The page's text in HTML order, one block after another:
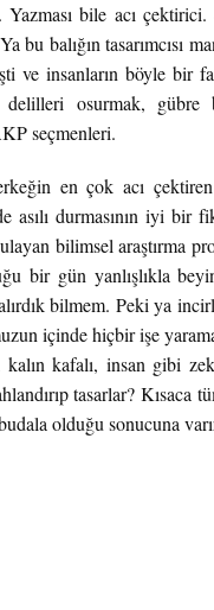
Yazması bile acı
bu balığın tasarımcısı
ve insanların böyle bir
delilleri osurmak, gübre
seçmenleri.
en çok acı çektiren
asılı durmasının iyi
bilimsel araştırma
bir gün yanlışlıkla
bilmem. Peki ya
içinde hiçbir işe
kalın kafalı, insan gibi
tasarlar? Kısaca
olduğu sonucuna